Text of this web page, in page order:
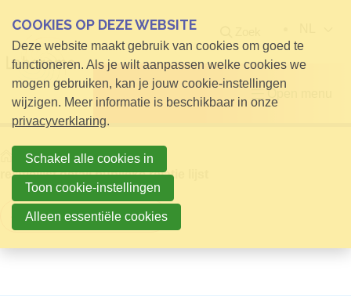
Open menu
HomeInfo voor Bezoekers
relatielijst detail publieke relatie lijst
Terug naar overzicht
COOKIES OP DEZE WEBSITE
Deze website maakt gebruik van cookies om goed te
functioneren. Als je wilt aanpassen welke cookies we
mogen gebruiken, kan je jouw cookie-instellingen
wijzigen. Meer informatie is beschikbaar in onze
privacyverklaring.
Schakel alle cookies in
Toon cookie-instellingen
Alleen essentiële cookies